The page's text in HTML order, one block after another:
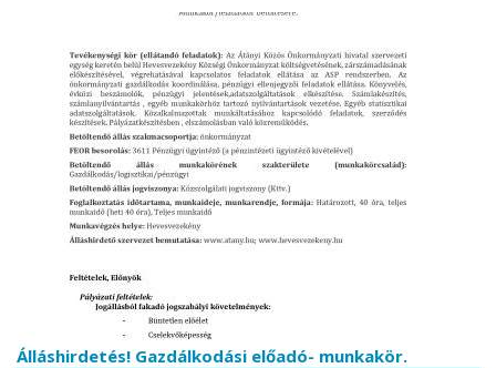
Álláshirdetés! Gazdálkodási előadó- munkakör.